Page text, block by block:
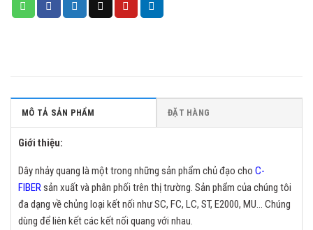
MÔ TẢ SẢN PHẨM ĐẶT HÀNG
Giới thiệu:
Dây nhảy quang là một trong những sản phẩm chủ đạo cho C-
FIBERsản xuất và phân phối trên thị trường. Sản phẩm của chúng tôi
đa dạng về chủng loại kết nối như SC, FC, LC, ST, E2000, MU… Chúng
dùng để liên kết các kết nối quang với nhau.